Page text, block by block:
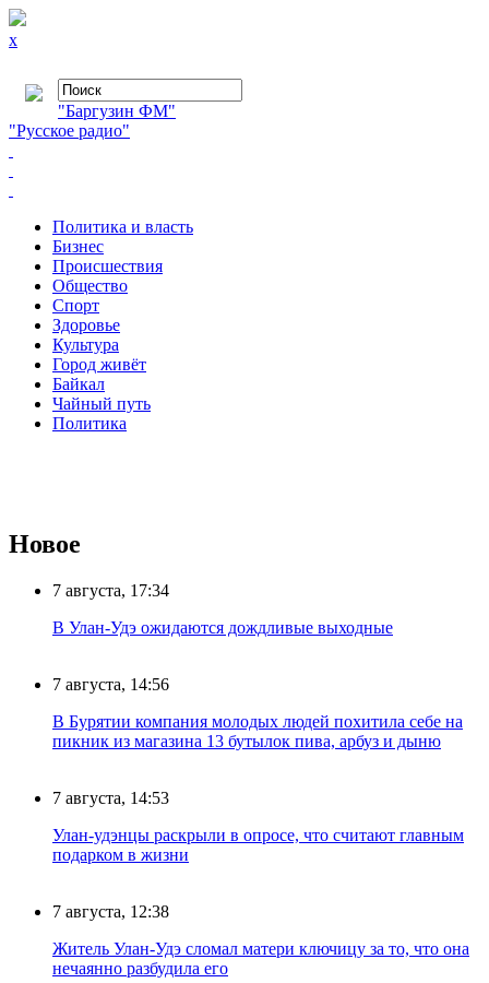
x
"Баргузин ФМ"
"Русское радио"
Политика и власть
Бизнес
Происшествия
Общество
Cпорт
Здоровье
Культура
Город живёт
Байкал
Чайный путь
Политика
Новое
7 августа, 17:34
В Улан-Удэ ожидаются дождливые выходные
7 августа, 14:56
В Бурятии компания молодых людей похитила себе на
пикник из магазина 13 бутылок пива, арбуз и дыню
7 августа, 14:53
Улан-удэнцы раскрыли в опросе, что считают главным
подарком в жизни
7 августа, 12:38
Житель Улан-Удэ сломал матери ключицу за то, что она
нечаянно разбудила его